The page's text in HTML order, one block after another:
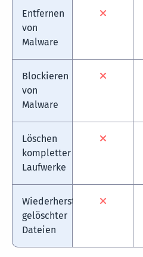
Entfernen
von
Malware
Blockieren
von
Malware
Löschen
kompletter
Laufwerke
Wiederherstellung
gelöschter
Dateien